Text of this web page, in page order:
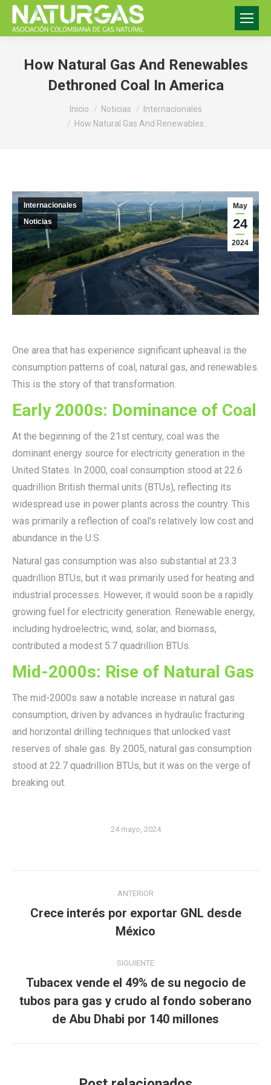
How Natural Gas And Renewables
Dethroned Coal In America
Inicio Noticias
Internacionales
How Natural Gas And Renewables…
May
24
2024
Internacionales
Noticias
One area that has experience significant upheaval is the
consumption patterns of coal, natural gas, and renewables.
This is the story of that transformation.
Early 2000s: Dominance of Coal
At the beginning of the 21st century, coal was the
dominant energy source for electricity generation in the
United States. In 2000, coal consumption stood at 22.6
quadrillion British thermal units (BTUs), reflecting its
widespread use in power plants across the country. This
was primarily a reflection of coal’s relatively low cost and
abundance in the U.S.
Natural gas consumption was also substantial at 23.3
quadrillion BTUs, but it was primarily used for heating and
industrial processes. However, it would soon be a rapidly
growing fuel for electricity generation. Renewable energy,
including hydroelectric, wind, solar, and biomass,
contributed a modest 5.7 quadrillion BTUs.
Mid-2000s: Rise of Natural Gas
The mid-2000s saw a notable increase in natural gas
consumption, driven by advances in hydraulic fracturing
and horizontal drilling techniques that unlocked vast
reserves of shale gas. By 2005, natural gas consumption
stood at 22.7 quadrillion BTUs, but it was on the verge of
breaking out.
24 mayo, 2024
entre
publicaciones
ANTERIOR
Publicación
anterior:
Crece interés por exportar GNL desde
México
SIGUIENTE
Publicación
siguiente:
Tubacex vende el 49% de su negocio de
tubos para gas y crudo al fondo soberano
de Abu Dhabi por 140 millones